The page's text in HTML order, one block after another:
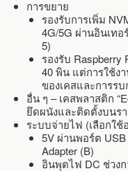
การขยาย
รองรับการเพิ่ม
4G/5G ผ่านอินเทอ
5)
รองรับ Raspberry
40 พิน แต่การใช้ง
ของเคสและการร
อื่น ๆ – เคสพลาสติก
ยึดผนังและติดตั้งบนรา
ระบบจ่ายไฟ (เลือกใช้
5V ผ่านพอร์ต USB
Adapter (B)
อินพุตไฟ DC ช่วง